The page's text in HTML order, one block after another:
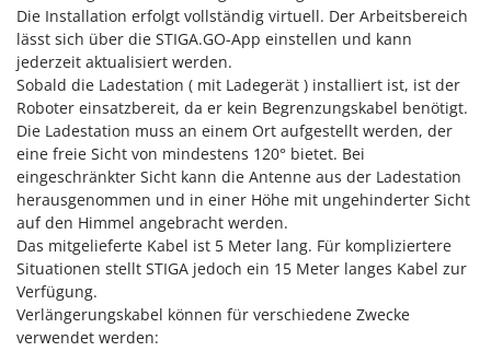
Die Installation erfolgt vollständig virtuell. Der Arbeitsbereich
lässt sich über die STIGA.GO-App einstellen und kann
jederzeit aktualisiert werden.
Sobald die Ladestation ( mit Ladegerät ) installiert ist, ist der
Roboter einsatzbereit, da er kein Begrenzungskabel benötigt.
Die Ladestation muss an einem Ort aufgestellt werden, der
eine freie Sicht von mindestens 120° bietet. Bei
eingeschränkter Sicht kann die Antenne aus der Ladestation
herausgenommen und in einer Höhe mit ungehinderter Sicht
auf den Himmel angebracht werden.
Das mitgelieferte Kabel ist 5 Meter lang. Für kompliziertere
Situationen stellt STIGA jedoch ein 15 Meter langes Kabel zur
Verfügung.
Verlängerungskabel können für verschiedene Zwecke
verwendet werden: